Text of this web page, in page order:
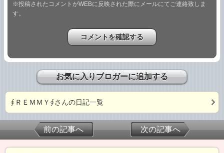
※投稿されたコメントがWEBに反映された際にメールにてご連絡致しま
す。
お気に入りブロガーに追加する
∮ＲＥＭＭＹ∮さんの日記一覧
前の記事へ 次の記事へ